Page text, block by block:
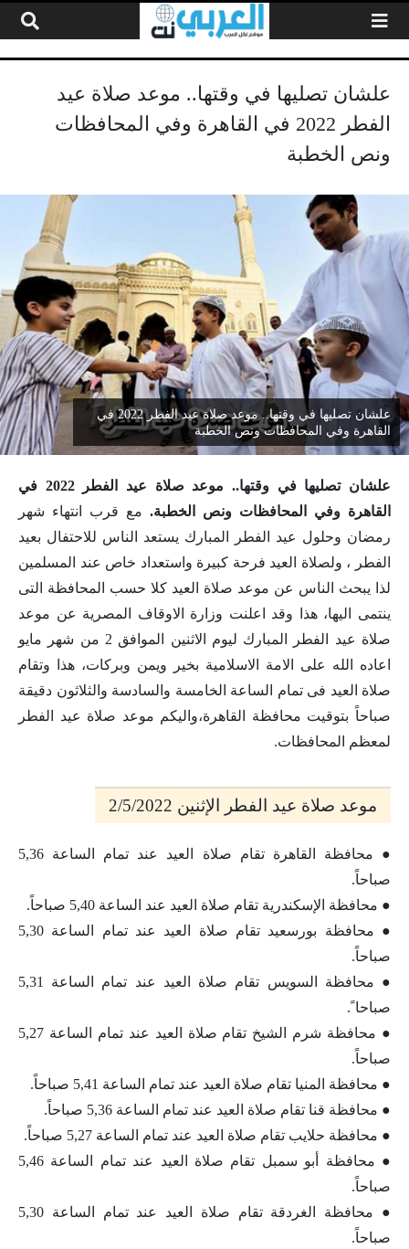
علشان تصليها في وقتها.. موعد صلاة عيد
الفطر 2022 في القاهرة وفي المحافظات
ونص الخطبة
علشان تصليها في وقتها.. موعد صلاة عيد الفطر 2022 في
القاهرة وفي المحافظات ونص الخطبة
علشان تصليها في وقتها.. موعد صلاة عيد الفطر 2022 في
القاهرة وفي المحافظات ونص الخطبة. مع قرب انتهاء شهر
رمضان وحلول عيد الفطر المبارك يستعد الناس للاحتفال بعيد
الفطر ، ولصلاة العيد فرحة كبيرة واستعداد خاص عند المسلمين
لذا يبحث الناس عن موعد صلاة العيد كلا حسب المحافظة التى
ينتمى اليها، هذا وقد اعلنت وزارة الاوقاف المصرية عن موعد
صلاة عيد الفطر المبارك ليوم الاثنين الموافق 2 من شهر مايو
اعاده الله على الامة الاسلامية بخير ويمن وبركات، هذا وتقام
صلاة العيد فى تمام الساعة الخامسة والسادسة والثلاثون دقيقة
صباحاً بتوقيت محافظة القاهرة،واليكم موعد صلاة عيد الفطر
لمعظم المحافظات.
موعد صلاة عيد الفطر الإثنين 2/5/2022
● محافظة القاهرة تقام صلاة العيد عند تمام الساعة 5,36
صباحاً.
● محافظة الإسكندرية تقام صلاة العيد عند الساعة 5,40 صباحاً.
● محافظة بورسعيد تقام صلاة العيد عند تمام الساعة 5,30
صباحاً.
● محافظة السويس تقام صلاة العيد عند تمام الساعة 5,31
صباحا ً.
● محافظة شرم الشيخ تقام صلاة العيد عند تمام الساعة 5,27
صباحاً.
● محافظة المنيا تقام صلاة العيد عند تمام الساعة 5,41 صباحاً.
● محافظة قنا تقام صلاة العيد عند تمام الساعة 5,36 صباحاً.
● محافظة حلايب تقام صلاة العيد عند تمام الساعة 5,27 صباحاً.
● محافظة أبو سمبل تقام صلاة العيد عند تمام الساعة 5,46
صباحاً.
● محافظة الغردقة تقام صلاة العيد عند تمام الساعة 5,30
صباحاً.